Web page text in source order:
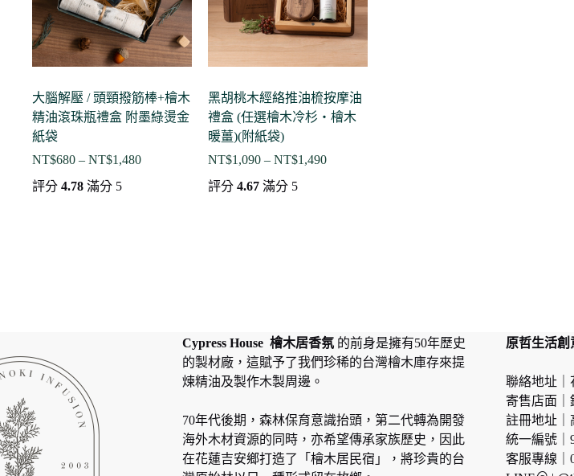
大腦解壓 / 頭頸撥筋棒+檜木
精油滾珠瓶禮盒 附墨綠燙金
紙袋
NT$680 – NT$1,480價
評分 4.78 滿分 5
黑胡桃木經絡推油梳按摩油
禮盒 (任選檜木冷杉・檜木
暖薑)(附紙袋)
NT$1,090 – NT$1,490價
評分 4.67滿分 5
Cypress House 檜木居香氛 的前身是擁有50年歷史
的製材廠，這賦予了我們珍稀的台灣檜木庫存來提
煉精油及製作木製周邊。
70年代後期，森林保育意識抬頭，第二代轉為開發
海外木材資源的同時，亦希望傳承家族歷史，因此
在花蓮吉安鄉打造了「檜木居民宿」，將珍貴的台
原哲生活創
聯絡地址｜
寄售店面｜
註冊地址｜
統一編號｜
客服專線｜